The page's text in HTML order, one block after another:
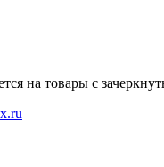
на товары с